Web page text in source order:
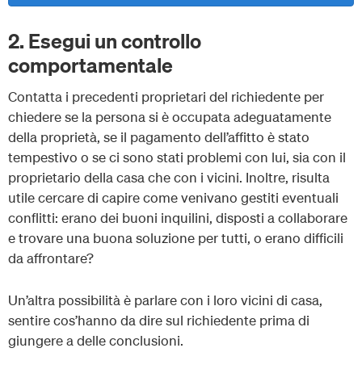
2. Esegui un controllo
comportamentale
Contatta i precedenti proprietari del richiedente per
chiedere se la persona si è occupata adeguatamente
della proprietà, se il pagamento dell’affitto è stato
tempestivo o se ci sono stati problemi con lui, sia con il
proprietario della casa che con i vicini. Inoltre, risulta
utile cercare di capire come venivano gestiti eventuali
conflitti: erano dei buoni inquilini, disposti a collaborare
e trovare una buona soluzione per tutti, o erano difficili
da affrontare?
Un’altra possibilità è parlare con i loro vicini di casa,
sentire cos’hanno da dire sul richiedente prima di
giungere a delle conclusioni.